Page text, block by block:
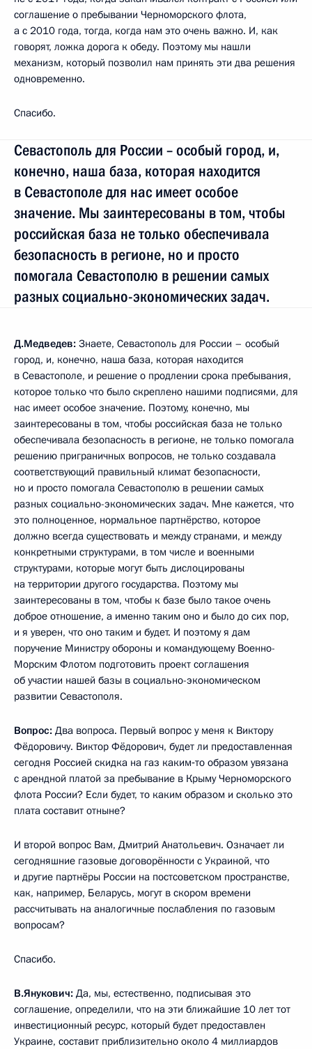
соглашение о пребывании Черноморского флота,
а с 2010 года, тогда, когда нам это очень важно. И, как
говорят, ложка дорога к обеду. Поэтому мы нашли
механизм, который позволил нам принять эти два решения
одновременно.
Спасибо.
Севастополь для России – особый город, и,
конечно, наша база, которая находится
в Севастополе для нас имеет особое
значение. Мы заинтересованы в том, чтобы
российская база не только обеспечивала
безопасность в регионе, но и просто
помогала Севастополю в решении самых
разных социально-экономических задач.
Д.Медведев: Знаете, Севастополь для России – особый
город, и, конечно, наша база, которая находится
в Севастополе, и решение о продлении срока пребывания,
которое только что было скреплено нашими подписями, для
нас имеет особое значение. Поэтому, конечно, мы
заинтересованы в том, чтобы российская база не только
обеспечивала безопасность в регионе, не только помогала
решению приграничных вопросов, не только создавала
соответствующий правильный климат безопасности,
но и просто помогала Севастополю в решении самых
разных социально-экономических задач. Мне кажется, что
это полноценное, нормальное партнёрство, которое
должно всегда существовать и между странами, и между
конкретными структурами, в том числе и военными
структурами, которые могут быть дислоцированы
на территории другого государства. Поэтому мы
заинтересованы в том, чтобы к базе было такое очень
доброе отношение, а именно таким оно и было до сих пор,
и я уверен, что оно таким и будет. И поэтому я дам
поручение Министру обороны и командующему Военно-
Морским Флотом подготовить проект соглашения
об участии нашей базы в социально-экономическом
развитии Севастополя.
Вопрос: Два вопроса. Первый вопрос у меня к Виктору
Фёдоровичу. Виктор Фёдорович, будет ли предоставленная
сегодня Россией скидка на газ каким‑то образом увязана
с арендной платой за пребывание в Крыму Черноморского
флота России? Если будет, то каким образом и сколько это
плата составит отныне?
И второй вопрос Вам, Дмитрий Анатольевич. Означает ли
сегодняшние газовые договорённости с Украиной, что
и другие партнёры России на постсоветском пространстве,
как, например, Беларусь, могут в скором времени
рассчитывать на аналогичные послабления по газовым
вопросам?
Спасибо.
В.Янукович: Да, мы, естественно, подписывая это
соглашение, определили, что на эти ближайшие 10 лет тот
инвестиционный ресурс, который будет предоставлен
Украине, составит приблизительно около 4 миллиардов